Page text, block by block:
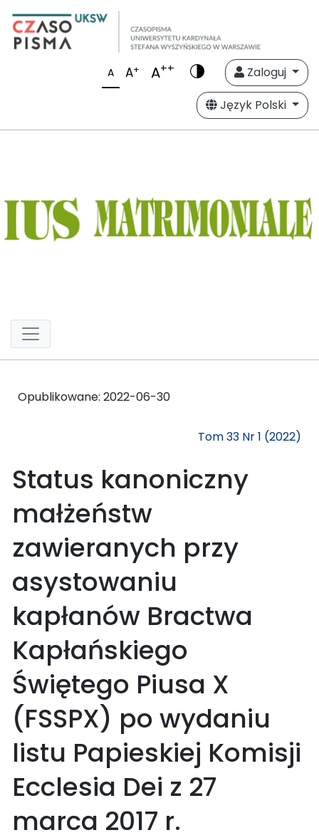
A A+ A++
Zaloguj
Język Polski
Opublikowane: 2022-06-30
Tom 33 Nr 1 (2022)
Status kanoniczny
małżeństw
zawieranych przy
asystowaniu
kapłanów Bractwa
Kapłańskiego
Świętego Piusa X
(FSSPX) po wydaniu
listu Papieskiej Komisji
Ecclesia Dei z 27
marca 2017 r.